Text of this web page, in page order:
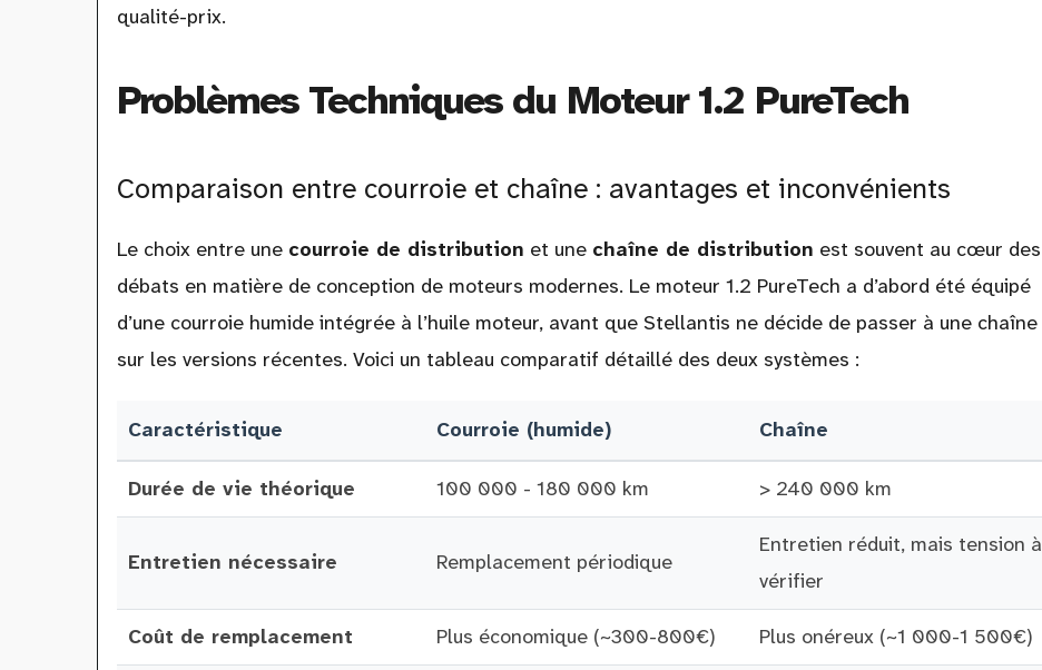
qualité-prix.
Problèmes Techniques du Moteur 1.2 PureTech
Comparaison entre courroie et chaîne : avantages et inconvénients
Le choix entre une courroie de distribution et une chaîne de distribution est souvent au cœur des
débats en matière de conception de moteurs modernes. Le moteur 1.2 PureTech a d’abord été équipé
d’une courroie humide intégrée à l’huile moteur, avant que Stellantis ne décide de passer à une chaîne
sur les versions récentes. Voici un tableau comparatif détaillé des deux systèmes :
Caractéristique Courroie (humide) Chaîne
Durée de vie théorique 100 000 - 180 000 km > 240 000 km
Entretien nécessaire Remplacement périodique
Entretien réduit, mais tension à
vérifier
Coût de remplacement Plus économique (~300-800€) Plus onéreux (~1 000-1 500€)